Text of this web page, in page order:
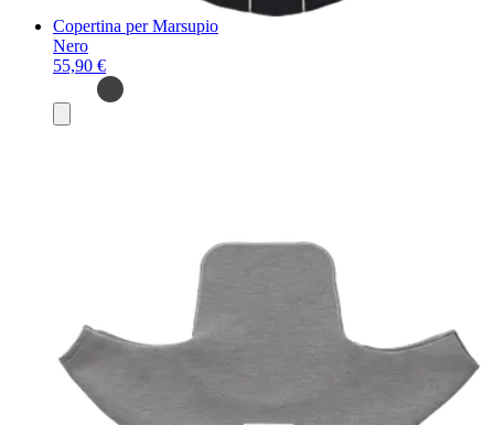
Copertina per Marsupio
Nero
55,90 €
al